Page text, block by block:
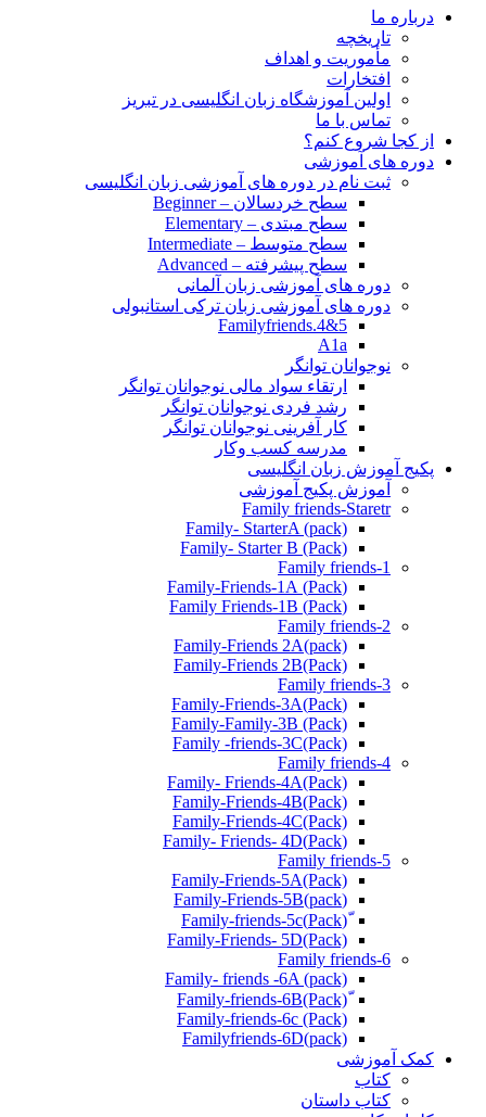
درباره ما
تاریخچه
مأموریت و اهداف
افتخارات
اولین آموزشگاه زبان انگلیسی در تبریز
تماس با ما
از کجا شروع کنم؟
دوره های آموزشی
ثبت نام در دوره های آموزشی زبان انگلیسی
سطح خردسالان – Beginner
سطح مبتدی – Elementary
سطح متوسط – Intermediate
سطح پیشرفته – Advanced
دوره های آموزشی زبان آلمانی
دوره های آموزشی زبان ترکی استانبولی
Familyfriends.4&5
A1a
نوجوانان توانگر
ارتقاء سواد مالی نوجوانان توانگر
رشد فردی نوجوانان توانگر
کار آفرینی نوجوانان توانگر
مدرسه کسب وکار
پکیج آموزش زبان انگلیسی
آموزش پکیج آموزشی
Family friends-Staretr
Family- StarterA (pack)
Family- Starter B (Pack)
Family friends-1
(Pack) Family-Friends-1A
(Pack) Family Friends-1B
Family friends-2
Family-Friends 2A(pack)
Family-Friends 2B(Pack)
Family friends-3
(Pack)Family-Friends-3A
Family-Family-3B (Pack)
Family -friends-3C(Pack)
Family friends-4
Family- Friends-4A(Pack)
Family-Friends-4B(Pack)
Family-Friends-4C(Pack)
(Pack)Family- Friends- 4D
Family friends-5
Family-Friends-5A(Pack)
(pack)Family-Friends-5B
ّ(Pack)Family-friends-5c
Family-Friends- 5D(Pack)
Family friends-6
Family- friends -6A (pack)
Family-friends-6c (Pack)
Familyfriends-6D(pack)
کمک آموزشی
کتاب
کتاب داستان